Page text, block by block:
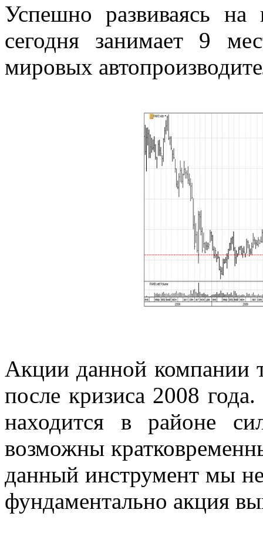
Успешно развиваясь
сегодня занимает 9
мировых
Акции данной компании
после кризиса 2008
находится в районе
возможны
данный инструмент мы
фундаментально акция